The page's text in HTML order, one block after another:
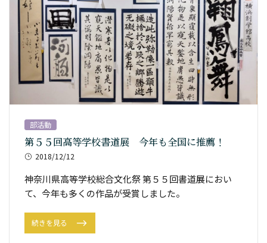
部活動
第５５回高等学校書道展 今年も全国に推薦！
2018/12/12
神奈川県高等学校総合文化祭 第５５回書道展におい
て、今年も多くの作品が受賞しました。
続きを見る